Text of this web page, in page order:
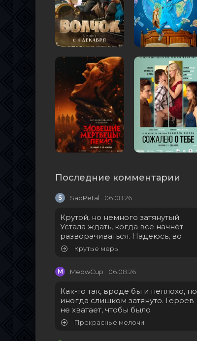
Последние комментарии
S SadPetal 06.08.26
Крутой, но немного затянутый.
Устала ждать, когда всё начнёт
разворачиваться. Надеюсь, во
Крутые меры
M MeowCup 06.08.26
Как-то так, вроде бы и неплохо, но
иногда слишком затянуто. Героев
не хватает, чтобы было
Прекрасные мелочи